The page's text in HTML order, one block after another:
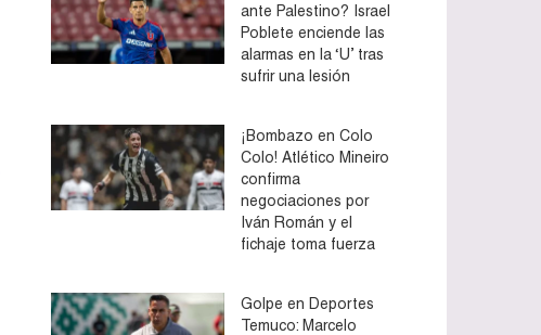
ante Palestino? Israel
Poblete enciende las
alarmas en la ‘U’ tras
sufrir una lesión
¡Bombazo en Colo
Colo! Atlético Mineiro
confirma
negociaciones por
Iván Román y el
fichaje toma fuerza
Golpe en Deportes
Temuco: Marcelo